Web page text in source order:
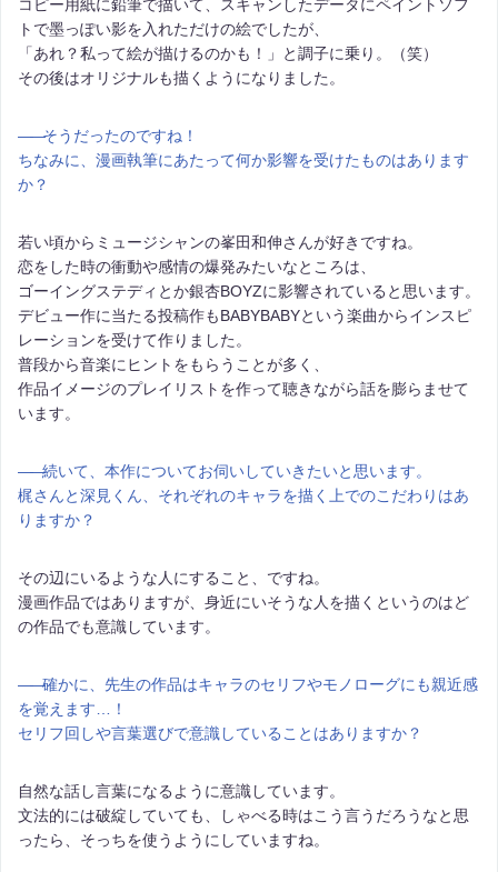
コピー用紙に鉛筆で描いて、スキャンしたデータにペイントソフ
トで墨っぽい影を入れただけの絵でしたが、
「あれ？私って絵が描けるのかも！」と調子に乗り。（笑）
その後はオリジナルも描くようになりました。
――そうだったのですね！
ちなみに、漫画執筆にあたって何か影響を受けたものはあります
か？
若い頃からミュージシャンの峯田和伸さんが好きですね。
恋をした時の衝動や感情の爆発みたいなところは、
ゴーイングステディとか銀杏BOYZに影響されていると思います。
デビュー作に当たる投稿作もBABYBABYという楽曲からインスピ
レーションを受けて作りました。
普段から音楽にヒントをもらうことが多く、
作品イメージのプレイリストを作って聴きながら話を膨らませて
います。
――続いて、本作についてお伺いしていきたいと思います。
梶さんと深見くん、それぞれのキャラを描く上でのこだわりはあ
りますか？
その辺にいるような人にすること、ですね。
漫画作品ではありますが、身近にいそうな人を描くというのはど
の作品でも意識しています。
――確かに、先生の作品はキャラのセリフやモノローグにも親近感
を覚えます…！
セリフ回しや言葉選びで意識していることはありますか？
自然な話し言葉になるように意識しています。
文法的には破綻していても、しゃべる時はこう言うだろうなと思
ったら、そっちを使うようにしていますね。